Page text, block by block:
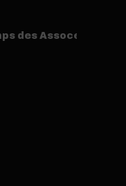
des Assoces